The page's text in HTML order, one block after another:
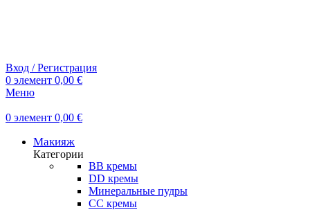
Вход / Регистрация
0 элемент 0,00 €
Меню
0 элемент 0,00 €
Макияж
Категории
BB кремы
DD кремы
Минеральные пудры
СС кремы